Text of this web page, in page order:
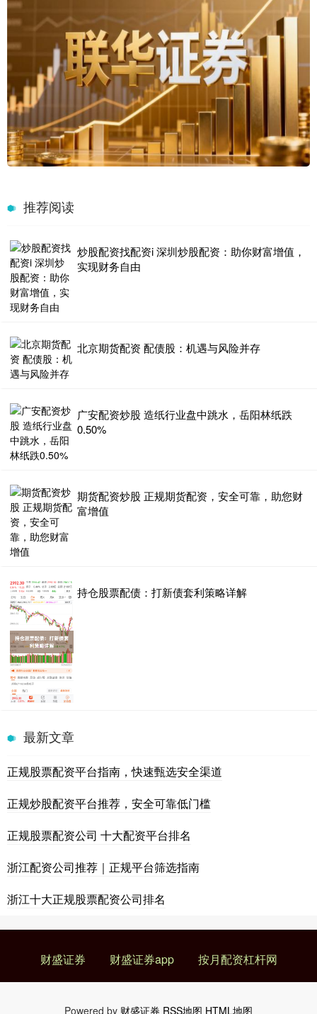
推荐阅读
炒股配资找配资i 深圳炒股配资：助你财富增值，
实现财务自由
北京期货配资 配债股：机遇与风险并存
广安配资炒股 造纸行业盘中跳水，岳阳林纸跌
0.50%
期货配资炒股 正规期货配资，安全可靠，助您财
富增值
持仓股票配债：打新债套利策略详解
最新文章
正规股票配资平台指南，快速甄选安全渠道
正规炒股配资平台推荐，安全可靠低门槛
正规股票配资公司 十大配资平台排名
浙江配资公司推荐｜正规平台筛选指南
浙江十大正规股票配资公司排名
财盛证券 财盛证券app 按月配资杠杆网
Powered by 财盛证券 RSS地图 HTML地图